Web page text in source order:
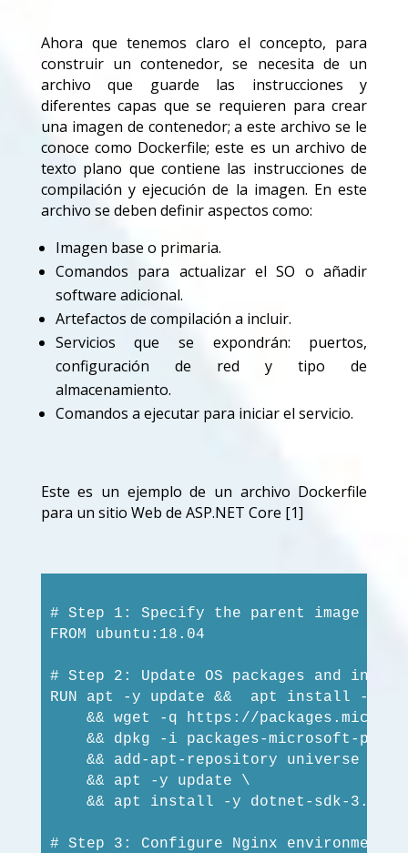
Ahora que tenemos claro el concepto, para
construir un contenedor, se necesita de un
archivo que guarde las instrucciones y
diferentes capas que se requieren para crear
una imagen de contenedor; a este archivo se le
conoce como Dockerfile; este es un archivo de
texto plano que contiene las instrucciones de
compilación y ejecución de la imagen. En este
archivo se deben definir aspectos como:
Imagen base o primaria.
Comandos para actualizar el SO o añadir
software adicional.
Artefactos de compilación a incluir.
Servicios que se expondrán: puertos,
configuración de red y tipo de
almacenamiento.
Comandos a ejecutar para iniciar el servicio.
Este es un ejemplo de un archivo Dockerfile
para un sitio Web de ASP.NET Core [1]
# Step 1: Specify the parent image for
FROM ubuntu:18.04
# Step 2: Update OS packages and
RUN apt -y update &&  apt install -y
&& wget -q https://
&& dpkg -i packages-microsoft-
    && add-apt-repository universe \
    && apt -y update \
    && apt install -y dotnet-sdk-3.0
# Step 3: Configure Nginx environment